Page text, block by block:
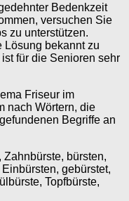
Bedenkzeit
versuchen Sie
zu unterstützen.
Lösung bekannt zu
für die Senioren sehr
Friseur im
nach Wörtern, die
Begriffe an
Zahnbürste, bürsten,
gebürstet,
Topfbürste,